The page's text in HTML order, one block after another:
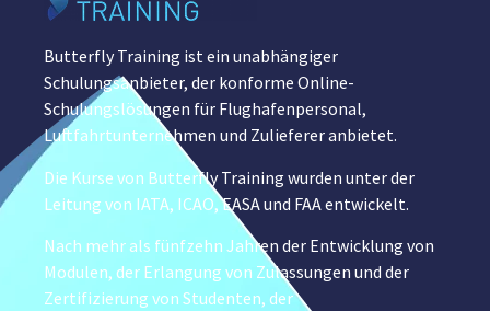
Butterfly Training ist ein unabhängiger
Schulungsanbieter, der konforme Online-
Schulungslösungen für Flughafenpersonal,
Luftfahrtunternehmen und Zulieferer anbietet.
Die Kurse von Butterfly Training wurden unter der
Leitung von IATA, ICAO, EASA und FAA entwickelt.
Nach mehr als fünfzehn Jahren der Entwicklung von
Modulen, der Erlangung von Zulassungen und der
Zertifizierung von Studenten, der